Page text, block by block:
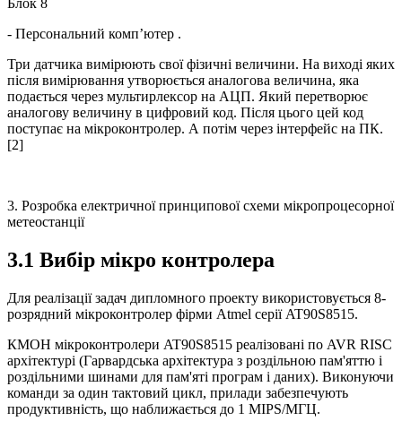
Блок 8
- Персональний комп’ютер .
Три датчика вимірюють свої фізичні величини. На виході яких
після вимірювання утворюється аналогова величина, яка
подається через мультирлексор на АЦП. Який перетворює
аналогову величину в цифровий код. Після цього цей код
поступає на мікроконтролер. А потім через інтерфейс на ПК.
[2]
3. Розробка електричної принципової схеми мікропроцесорної
метеостанції
3.1 Вибір мікро контролера
Для реалізації задач дипломного проекту використовується 8-
розрядний мікроконтролер фірми Atmel серії AT90S8515.
КМОН мікроконтролери AT90S8515 реалізовані по AVR RISC
архітектурі (Гарвардська архітектура з роздільною пам'яттю і
роздільними шинами для пам'яті програм і даних). Виконуючи
команди за один тактовий цикл, прилади забезпечують
продуктивність, що наближається до 1 MIPS/МГЦ.